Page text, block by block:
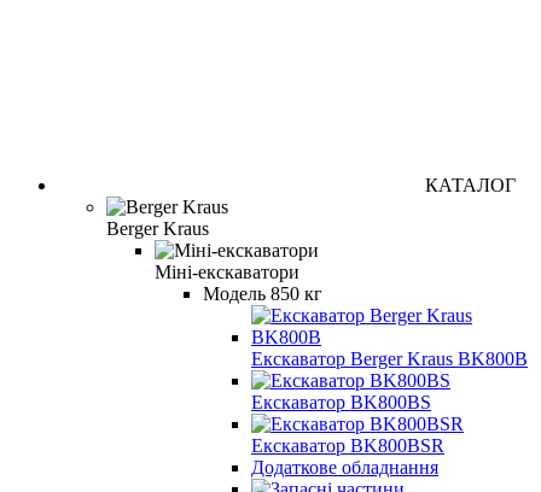
КАТАЛОГ
Berger Kraus
Міні-екскаватори
Модель 850 кг
Екскаватор Berger Kraus BK800B
Екскаватор BK800BS
Екскаватор BK800BSR
Додаткове обладнання